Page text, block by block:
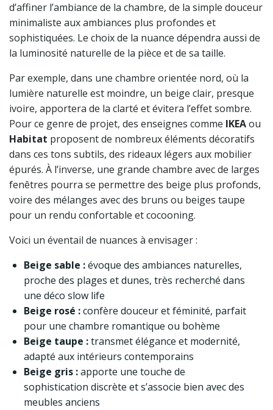
d’affiner l’ambiance de la chambre, de la simple douceur
minimaliste aux ambiances plus profondes et
sophistiquées. Le choix de la nuance dépendra aussi de
la luminosité naturelle de la pièce et de sa taille.
Par exemple, dans une chambre orientée nord, où la
lumière naturelle est moindre, un beige clair, presque
ivoire, apportera de la clarté et évitera l’effet sombre.
Pour ce genre de projet, des enseignes comme IKEAou
Habitat proposent de nombreux éléments décoratifs
dans ces tons subtils, des rideaux légers aux mobilier
épurés. À l’inverse, une grande chambre avec de larges
fenêtres pourra se permettre des beige plus profonds,
voire des mélanges avec des bruns ou beiges taupe
pour un rendu confortable et cocooning.
Voici un éventail de nuances à envisager :
Beige sable :évoque des ambiances naturelles,
proche des plages et dunes, très recherché dans
une déco slow life
Beige rosé :confère douceur et féminité, parfait
pour une chambre romantique ou bohème
Beige taupe :transmet élégance et modernité,
adapté aux intérieurs contemporains
Beige gris :apporte une touche de
sophistication discrète et s’associe bien avec des
meubles anciens